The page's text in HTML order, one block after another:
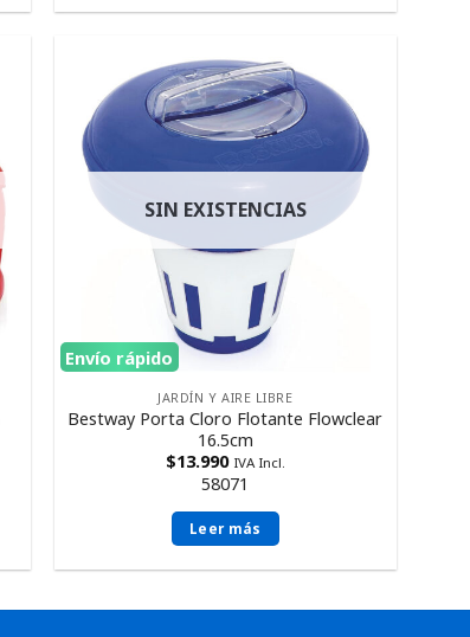
Envío rápido
SIN EXISTENCIAS
JARDÍN Y AIRE LIBRE
Bestway Porta Cloro Flotante Flowclear
16.5cm
$13.990 IVA Incl.
58071
Leer más